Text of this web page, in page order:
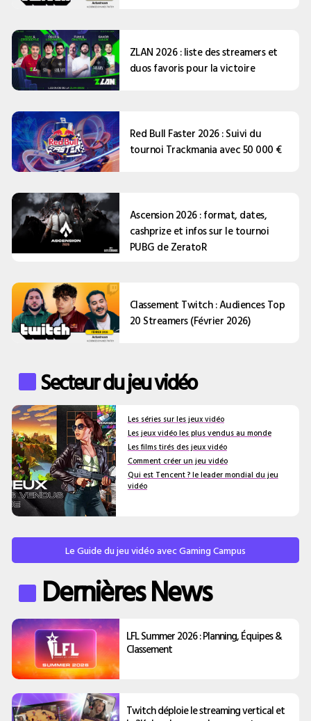
ZLAN 2026 : liste des streamers et
duos favoris pour la victoire
Red Bull Faster 2026 : Suivi du
tournoi Trackmania avec 50 000 €
Ascension 2026 : format, dates,
cashprize et infos sur le tournoi
PUBG de ZeratoR
Classement Twitch : Audiences Top
20 Streamers (Février 2026)
Secteur du jeu vidéo
Les séries sur les jeux vidéo
Les jeux vidéo les plus vendus au monde
Les films tirés des jeux vidéo
Comment créer un jeu vidéo
Qui est Tencent ? le leader mondial du jeu
vidéo
Le Guide du jeu vidéo avec Gaming Campus
Dernières News
LFL Summer 2026 : Planning, Équipes &
Classement
Twitch déploie le streaming vertical et